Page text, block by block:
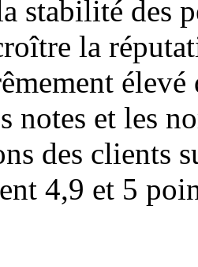
stabilité des
la
notes et les
des clients
4,9 et 5